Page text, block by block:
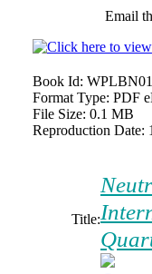
Email
Book Id:
Format Type: PDF
File Size: 0.1 MB
Reproduction Date:
Title: